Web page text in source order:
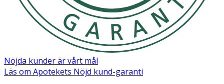
CrocusSativusExtract, CinnamomumZeylanicumBark
Extract, ElettariaCardamomumSeedExtract,
OxycoccusPalustrisSeedOil, HelianthusAnnuusSeedOil,
RosmarinusOfficinalisLeafExtract, Tocopherol, Citrus
TangerinaPeelOil**, Citrus ParadisiPeelOil**, Citrus
AurantifoliaOil**, CanangaOdorataFlowerOil** *Certified
Organic Ingredient **Essential Oil (Less than 0.1%)
Nöjda kunder är vårt mål
Läs om Apotekets Nöjd kund-garanti